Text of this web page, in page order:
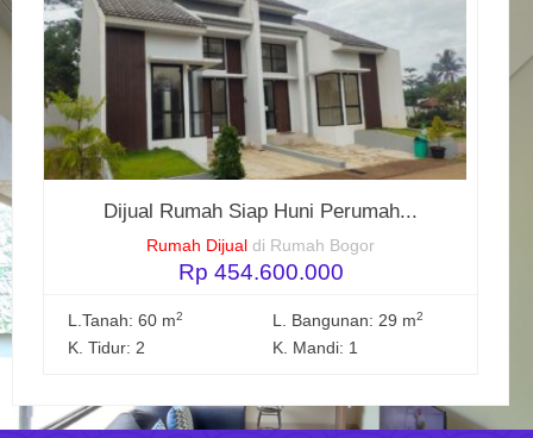
Dijual Rumah Siap Huni Perumah...
Rumah Dijual di Rumah Bogor
Rp 454.600.000
L.Tanah: 60 m2 L. Bangunan: 29 m2
K. Tidur: 2 K. Mandi: 1